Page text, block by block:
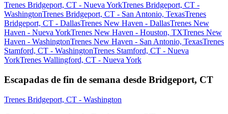
Trenes Bridgeport, CT - Nueva YorkTrenes Bridgeport, CT -
WashingtonTrenes Bridgeport, CT - San Antonio, TexasTrenes
Bridgeport, CT - DallasTrenes New Haven - DallasTrenes New
Haven - Nueva YorkTrenes New Haven - Houston, TXTrenes New
Haven - WashingtonTrenes New Haven - San Antonio, TexasTrenes
Stamford, CT - WashingtonTrenes Stamford, CT - Nueva
YorkTrenes Wallingford, CT - Nueva York
Escapadas de fin de semana desde Bridgeport, CT
Trenes Bridgeport, CT - Washington